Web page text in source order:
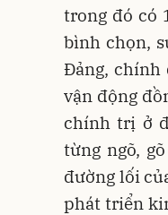
trong đó có
bình chọn,
Đảng, chính
vận động
chính trị ở
từng ngõ,
đường lối
phát triển